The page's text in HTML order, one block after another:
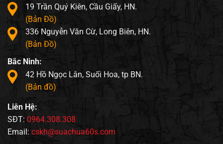
19 Trần Quý Kiên, Cầu Giấy, HN.
(Bản Đồ)
336 Nguyễn Văn Cừ, Long Biên, HN.
(Bản Đồ)
Bắc Ninh:
42 Hồ Ngọc Lân, Suối Hoa, tp BN.
(Bản đồ)
Liên Hệ:
SĐT: 0964.308.308
Email: cskh@suachua60s.com